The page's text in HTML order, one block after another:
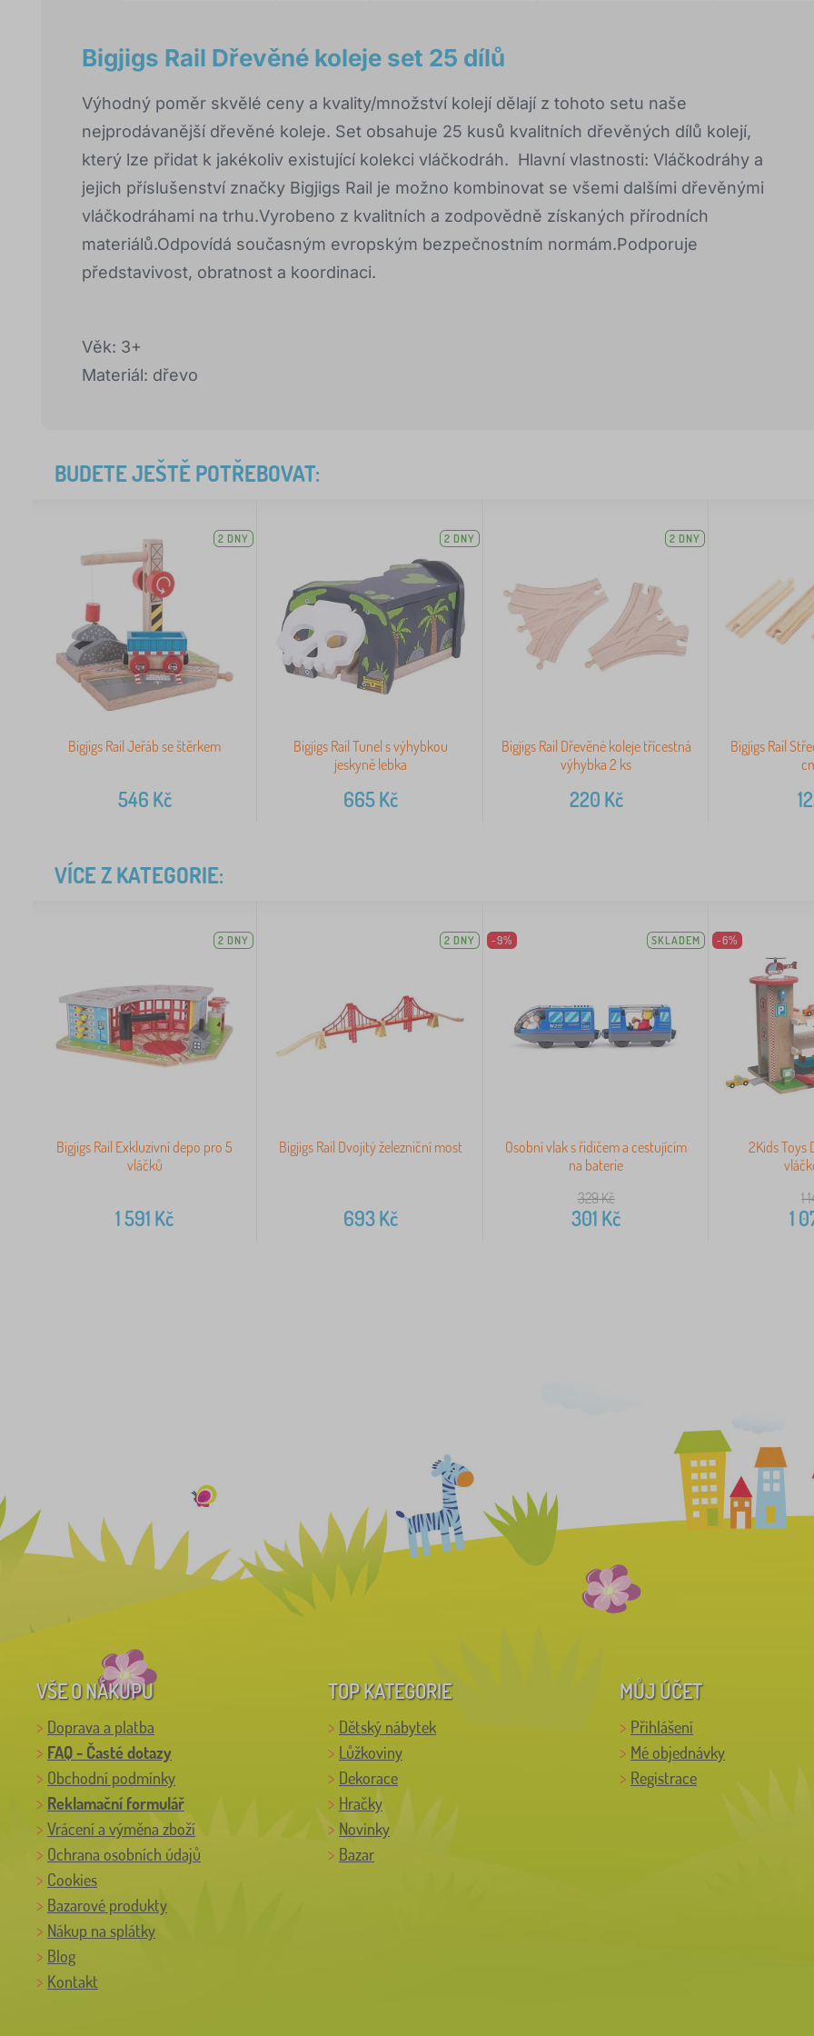
Bigjigs Rail Dřevěné koleje set 25 dílů
Výhodný poměr skvělé ceny a kvality/množství kolejí dělají z tohoto setu naše
nejprodávanější dřevěné koleje. Set obsahuje 25 kusů kvalitních dřevěných dílů kolejí,
který lze přidat k jakékoliv existující kolekci vláčkodráh. Hlavní vlastnosti: Vláčkodráhy a
jejich příslušenství značky Bigjigs Rail je možno kombinovat se všemi dalšími dřevěnými
vláčkodráhami na trhu.Vyrobeno z kvalitních a zodpovědně získaných přírodních
materiálů.Odpovídá současným evropským bezpečnostním normám.Podporuje
představivost, obratnost a koordinaci.
Věk: 3+
Materiál: dřevo
BUDETE JEŠTĚ POTŘEBOVAT:
2 DNY
Bigjigs Rail Jeřáb se štěrkem
546 Kč
2 DNY
Bigjigs Rail Tunel s výhybkou
jeskyně lebka
665Kč
2 DNY
Bigjigs Rail Dřevěné koleje třícestná
výhybka 2 ks
220 Kč
Bigjigs Rail
VÍCE Z KATEGORIE:
2 DNY
Bigjigs Rail Exkluzivní depo pro 5
vláčků
1 591 Kč
2 DNY
Bigjigs Rail Dvojitý železniční most
693Kč
-9% SKLADEM
Osobní vlak s řidičem a cestujícím
na baterie
329Kč
301 Kč
-6%
2Kids Toys
1
1
VŠE O NÁKUPU
Doprava a platba
FAQ - Časté dotazy
Obchodní podmínky
Reklamační formulář
Vrácení a výměna zboží
Ochrana osobních údajů
Cookies
Bazarové produkty
Nákup na splátky
Blog
Kontakt
TOP KATEGORIE
Dětský nábytek
Lůžkoviny
Dekorace
Hračky
Novinky
Bazar
MŮJ ÚČET
Přihlášení
Mé objednávky
Registrace